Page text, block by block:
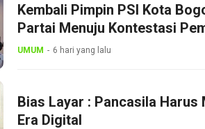
Kembali Pimpin PSI Kota
Partai Menuju Kontestasi
UMUM 6 hari yang lalu
Bias Layar : Pancasila Harus
Era Digital